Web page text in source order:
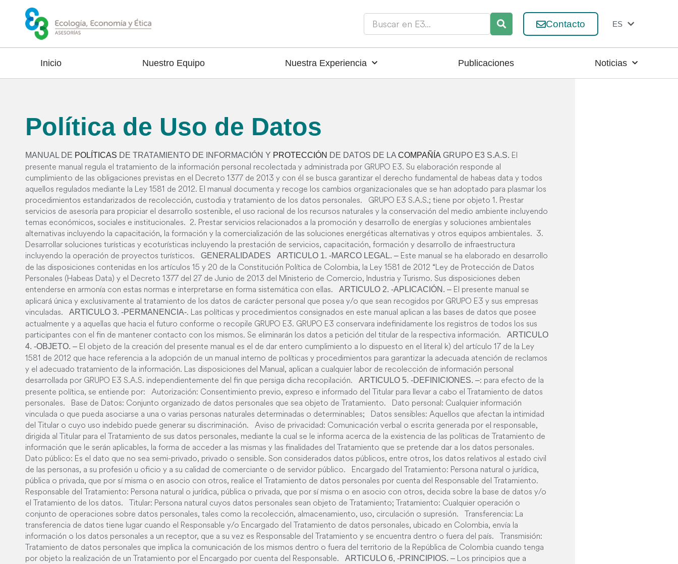
Contacto ES
EN
Inicio Nuestro Equipo Nuestra Experiencia Publicaciones Noticias
Política de Uso de Datos
MANUAL DE POLÍTICAS DE TRATAMIENTO DE INFORMACIÓN Y PROTECCIÓN DE DATOS DE LA COMPAÑÍA GRUPO E3 S.A.S. El
presente manual regula el tratamiento de la información personal recolectada y administrada por GRUPO E3. Su elaboración responde al
cumplimiento de las obligaciones previstas en el Decreto 1377 de 2013 y con él se busca garantizar el derecho fundamental de habeas data y todos
aquellos regulados mediante la Ley 1581 de 2012. El manual documenta y recoge los cambios organizacionales que se han adoptado para plasmar los
procedimientos estandarizados de recolección, custodia y tratamiento de los datos personales. GRUPO E3 S.A.S.; tiene por objeto 1. Prestar
servicios de asesoría para propiciar el desarrollo sostenible, el uso racional de los recursos naturales y la conservación del medio ambiente incluyendo
temas económicos, sociales e institucionales. 2. Prestar servicios relacionados a la promoción y desarrollo de energías y soluciones ambientales
alternativas incluyendo la capacitación, la formación y la comercialización de las soluciones energéticas alternativas y otros equipos ambientales. 3.
Desarrollar soluciones turísticas y ecoturísticas incluyendo la prestación de servicios, capacitación, formación y desarrollo de infraestructura
incluyendo la operación de proyectos turísticos. GENERALIDADES ARTICULO 1. -MARCO LEGAL. – Este manual se ha elaborado en desarrollo
de las disposiciones contenidas en los artículos 15 y 20 de la Constitución Política de Colombia, la Ley 1581 de 2012 “Ley de Protección de Datos
Personales (Habeas Data) y el Decreto 1377 del 27 de Junio de 2013 del Ministerio de Comercio, Industria y Turismo. Sus disposiciones deben
entenderse en armonía con estas normas e interpretarse en forma sistemática con ellas. ARTICULO 2. -APLICACIÓN. – El presente manual se
aplicará única y exclusivamente al tratamiento de los datos de carácter personal que posea y/o que sean recogidos por GRUPO E3 y sus empresas
vinculadas. ARTICULO 3. -PERMANENCIA-. Las políticas y procedimientos consignados en este manual aplican a las bases de datos que posee
actualmente y a aquellas que hacia el futuro conforme o recopile GRUPO E3. GRUPO E3 conservara indefinidamente los registros de todos los sus
participantes con el fin de mantener contacto con los mismos. Se eliminarán los datos a petición del titular de la respectiva información. ARTICULO
4. -OBJETO. – El objeto de la creación del presente manual es el de dar entero cumplimiento a lo dispuesto en el literal k) del artículo 17 de la Ley
1581 de 2012 que hace referencia a la adopción de un manual interno de políticas y procedimientos para garantizar la adecuada atención de reclamos
y el adecuado tratamiento de la información. Las disposiciones del Manual, aplican a cualquier labor de recolección de información personal
desarrollada por GRUPO E3 S.A.S. independientemente del fin que persiga dicha recopilación. ARTICULO 5. -DEFINICIONES. –: para efecto de la
presente política, se entiende por: Autorización: Consentimiento previo, expreso e informado del Titular para llevar a cabo el Tratamiento de datos
personales. Base de Datos: Conjunto organizado de datos personales que sea objeto de Tratamiento. Dato personal: Cualquier información
vinculada o que pueda asociarse a una o varias personas naturales determinadas o determinables; Datos sensibles: Aquellos que afectan la intimidad
del Titular o cuyo uso indebido puede generar su discriminación. Aviso de privacidad: Comunicación verbal o escrita generada por el responsable,
dirigida al Titular para el Tratamiento de sus datos personales, mediante la cual se le informa acerca de la existencia de las políticas de Tratamiento de
información que le serán aplicables, la forma de acceder a las mismas y las finalidades del Tratamiento que se pretende dar a los datos personales.
Dato público: Es el dato que no sea semi-privado, privado o sensible. Son considerados datos públicos, entre otros, los datos relativos al estado civil
de las personas, a su profesión u oficio y a su calidad de comerciante o de servidor público. Encargado del Tratamiento: Persona natural o jurídica,
pública o privada, que por sí misma o en asocio con otros, realice el Tratamiento de datos personales por cuenta del Responsable del Tratamiento.
Responsable del Tratamiento: Persona natural o jurídica, pública o privada, que por sí misma o en asocio con otros, decida sobre la base de datos y/o
el Tratamiento de los datos. Titular: Persona natural cuyos datos personales sean objeto de Tratamiento; Tratamiento: Cualquier operación o
conjunto de operaciones sobre datos personales, tales como la recolección, almacenamiento, uso, circulación o supresión. Transferencia: La
transferencia de datos tiene lugar cuando el Responsable y/o Encargado del Tratamiento de datos personales, ubicado en Colombia, envía la
información o los datos personales a un receptor, que a su vez es Responsable del Tratamiento y se encuentra dentro o fuera del país. Transmisión:
Tratamiento de datos personales que implica la comunicación de los mismos dentro o fuera del territorio de la República de Colombia cuando tenga
por objeto la realización de un Tratamiento por el Encargado por cuenta del Responsable. ARTICULO 6, -PRINCIPIOS. – Los principios que a